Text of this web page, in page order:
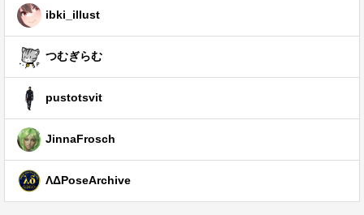
ibki_illust
つむぎらむ
pustotsvit
JinnaFrosch
ΛΔPoseArchive